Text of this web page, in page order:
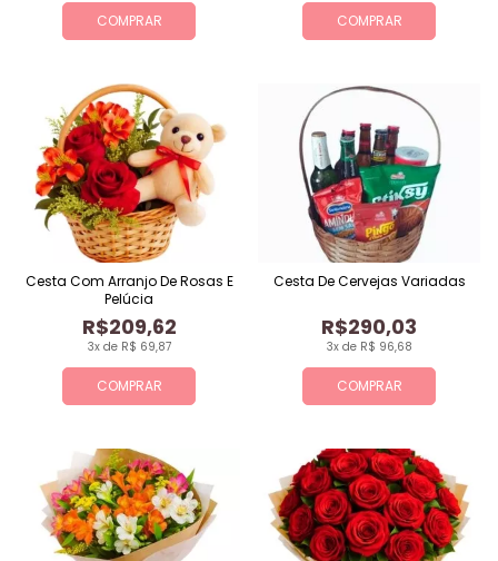
COMPRAR COMPRAR
COMPRAR
3x de R$ 69,87
R$209,62
Cesta Com Arranjo De Rosas E
Pelúcia
COMPRAR
3x de R$ 96,68
R$290,03
Cesta De Cervejas Variadas